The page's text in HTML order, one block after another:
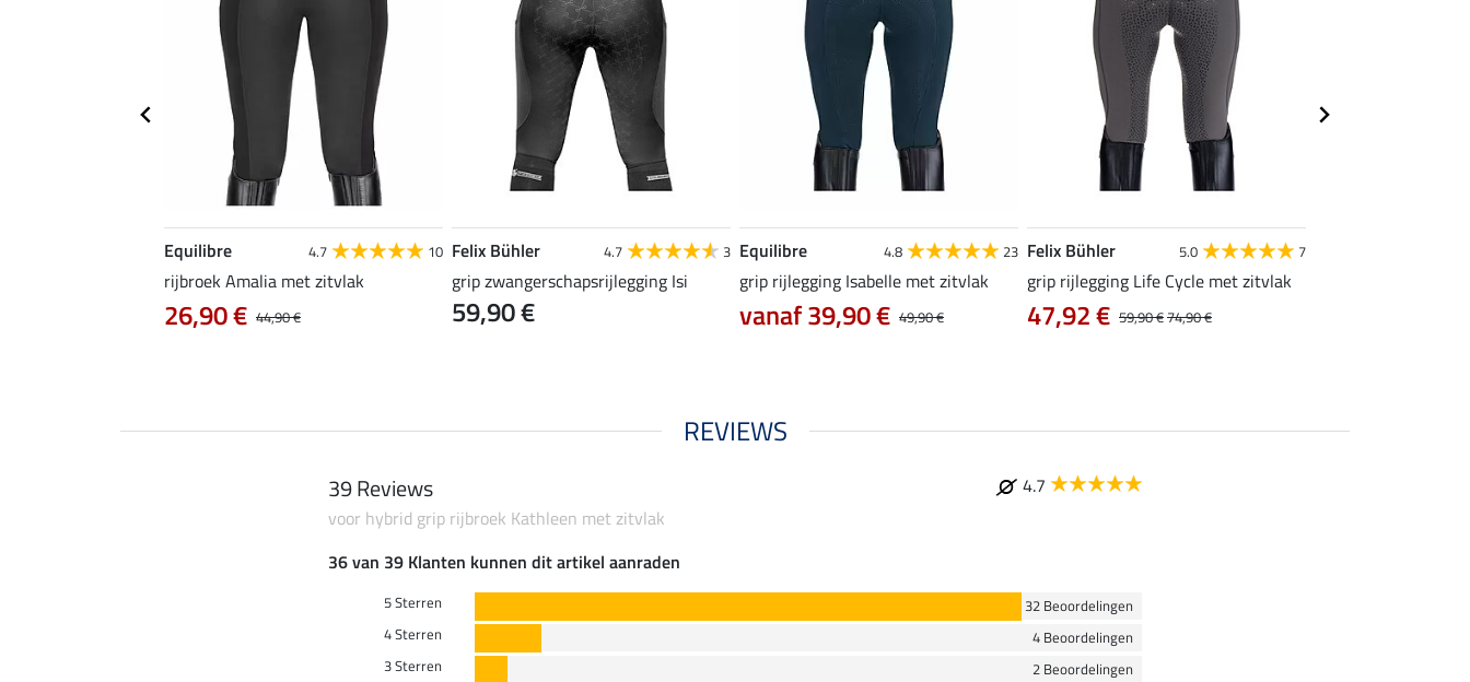
Equilibre 4.7 10
rijbroek Amalia met zitvlak
44,90 €
26,90 €
Felix Bühler 4.7 3
grip zwangerschapsrijlegging Isi
59,90 €
Equilibre 4.8 23
grip rijlegging Isabelle met zitvlak
49,90 €
vanaf 39,90 €
Felix Bühler 5.0 7
grip rijlegging Life Cycle met zitvlak
59,90 €74,90 €
47,92 €
REVIEWS
39 Reviews
4.7
voor hybrid grip rijbroek Kathleen met zitvlak
36 van 39 Klanten kunnen dit artikel aanraden
5 Sterren
32 Beoordelingen
4 Sterren
4 Beoordelingen
3 Sterren
2 Beoordelingen